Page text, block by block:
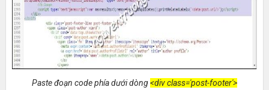
Paste đoạn code phía dưới dòng<div class='post-footer'>